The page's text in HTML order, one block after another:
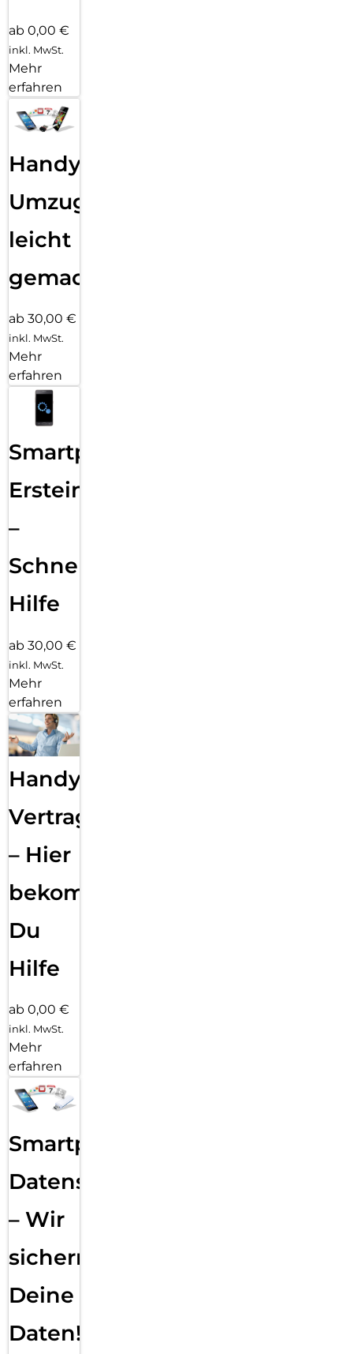
ab 0,00 €
inkl. MwSt.
Mehr
erfahren
Handy
Umzug
leicht
gemacht!
ab 30,00 €
inkl. MwSt.
Mehr
erfahren
Smartphone
Ersteinrichtung
–
Schnelle
Hilfe
ab 30,00 €
inkl. MwSt.
Mehr
erfahren
Handy
Vertragsabwicklung
– Hier
bekommst
Du
Hilfe
ab 0,00 €
inkl. MwSt.
Mehr
erfahren
Smartphone
Datensicherung
– Wir
sichern
Deine
Daten!